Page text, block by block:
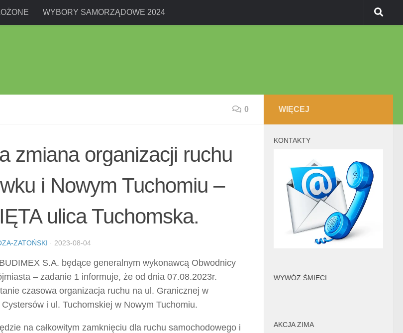
WYBORY SAMORZĄDOWE 2024
0
zmiana organizacji ruchu
i Nowym Tuchomiu –
ulica Tuchomska.
ZATOŃSKI · 2023-08-04
S.A. będące generalnym wykonawcą Obwodnicy
– zadanie 1 informuje, że od dnia 07.08.2023r.
czasowa organizacja ruchu na ul. Granicznej w
i ul. Tuchomskiej w Nowym Tuchomiu.
na całkowitym zamknięciu dla ruchu samochodowego i
WIĘCEJ
KONTAKTY
WYWÓZ ŚMIECI
AKCJA ZIMA